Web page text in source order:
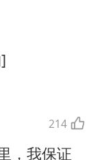
214
，我保证